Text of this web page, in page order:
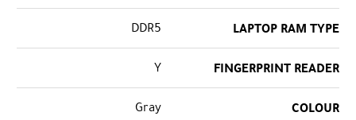
LAPTOP RAM TYPE
DDR5
FINGERPRINT READER
Y
COLOUR
Gray